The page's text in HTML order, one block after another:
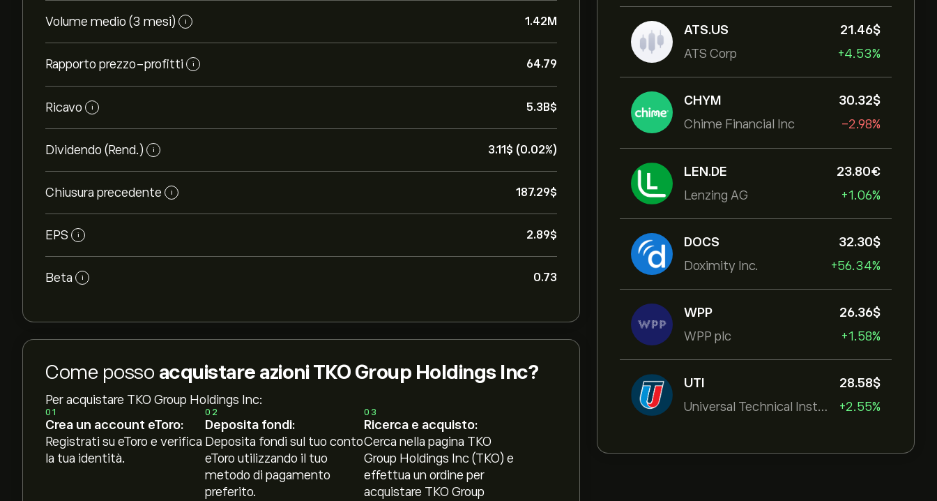
ATS.US
ATS Corp
21.46‎$‎
+4.53%
CHYM
Chime Financial Inc
30.32‎$‎
-2.98%
LEN.DE
Lenzing AG
23.80‎€‎
+1.06%
DOCS
Doximity Inc.
32.30‎$‎
+56.34%
WPP
WPP plc
26.36‎$‎
+1.58%
UTI
Universal Technical Institut
28.58‎$‎
+2.55%
Volume medio (3 mesi) i 1.42M
Rapporto prezzo-profitti i 64.79
Ricavo i 5.3B‎$‎
Dividendo (Rend.) i 3.11‎$‎ (0.02%)
Chiusura precedente i 187.29‎$‎
EPS i 2.89‎$‎
Beta i 0.73
Come posso acquistare azioni TKO Group Holdings Inc?
Per acquistare TKO Group Holdings Inc:
01
Crea un account eToro:
Registrati su eToro e verifica
la tua identità.
02
Deposita fondi:
Deposita fondi sul tuo conto
eToro utilizzando il tuo
metodo di pagamento
preferito.
03
Ricerca e acquisto:
Cerca nella pagina TKO
Group Holdings Inc (TKO) e
effettua un ordine per
acquistare TKO Group